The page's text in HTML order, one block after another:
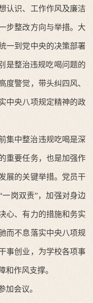
认识、工作作风及廉洁
步整改方向与举措。大
一到党中央的决策部署
是整治违规吃喝问题的
度警觉，带头纠四风、
中央八项规定精神的政
集中整治违规吃喝是深
重要任务，也是加强作
展的关键举措。党员干
岗双责”，加强对身边
心、有力的措施和务实
而不息落实中央八项规
事创业，为学校各项事
和作风支撑。
加会议。